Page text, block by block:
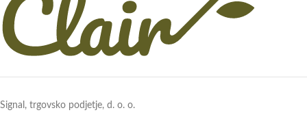
Signal, trgovsko podjetje, d. o. o.